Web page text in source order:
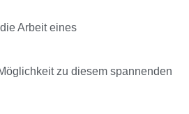
Arbeit eines
zu diesem spannenden